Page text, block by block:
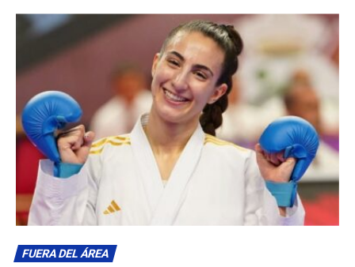
FUERA DEL ÁREA